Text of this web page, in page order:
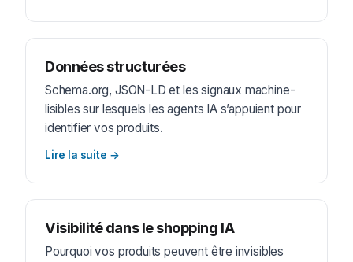
Données structurées
Schema.org, JSON-LD et les signaux machine-
lisibles sur lesquels les agents IA s’appuient pour
identifier vos produits.
Lire la suite →
Visibilité dans le shopping IA
Pourquoi vos produits peuvent être invisibles